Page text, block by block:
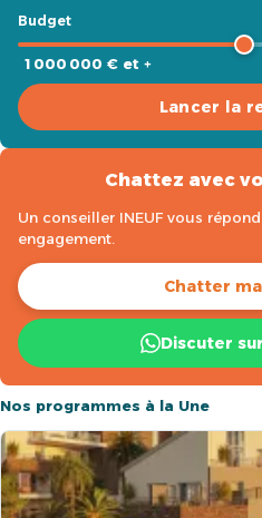
Budget
1 000 000 € et +
Lancer la
Chattez avec
Un conseiller INEUF vous
engagement.
Chatter
Discuter
Nos programmes à la Une